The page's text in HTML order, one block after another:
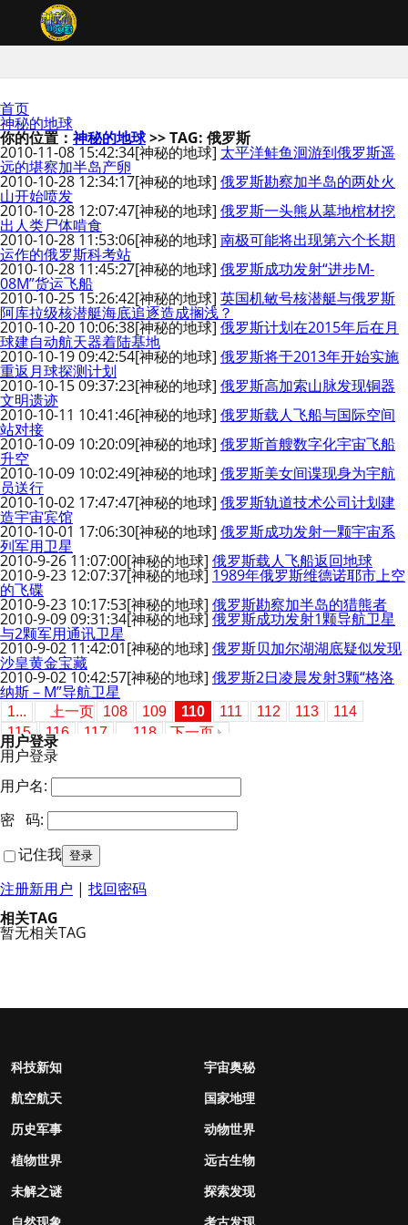
首页
神秘的地球
你的位置：神秘的地球>> TAG: 俄罗斯
2010-11-08 15:42:34[神秘的地球] 太平洋鲑鱼洄游到俄罗斯遥
远的堪察加半岛产卵
2010-10-28 12:34:17[神秘的地球] 俄罗斯勘察加半岛的两处火
山开始喷发
2010-10-28 12:07:47[神秘的地球] 俄罗斯一头熊从墓地棺材挖
出人类尸体啃食
2010-10-28 11:53:06[神秘的地球] 南极可能将出现第六个长期
运作的俄罗斯科考站
2010-10-28 11:45:27[神秘的地球] 俄罗斯成功发射“进步M-
08M”货运飞船
2010-10-25 15:26:42[神秘的地球] 英国机敏号核潜艇与俄罗斯
阿库拉级核潜艇海底追逐造成搁浅？
2010-10-20 10:06:38[神秘的地球] 俄罗斯计划在2015年后在月
球建自动航天器着陆基地
2010-10-19 09:42:54[神秘的地球] 俄罗斯将于2013年开始实施
重返月球探测计划
2010-10-15 09:37:23[神秘的地球] 俄罗斯高加索山脉发现铜器
文明遗迹
2010-10-11 10:41:46[神秘的地球] 俄罗斯载人飞船与国际空间
站对接
2010-10-09 10:20:09[神秘的地球] 俄罗斯首艘数字化宇宙飞船
升空
2010-10-09 10:02:49[神秘的地球] 俄罗斯美女间谍现身为宇航
员送行
2010-10-02 17:47:47[神秘的地球] 俄罗斯轨道技术公司计划建
造宇宙宾馆
2010-10-01 17:06:30[神秘的地球] 俄罗斯成功发射一颗宇宙系
列军用卫星
2010-9-26 11:07:00[神秘的地球] 俄罗斯载人飞船返回地球
2010-9-23 12:07:37[神秘的地球] 1989年俄罗斯维德诺耶市上空
的飞碟
2010-9-23 10:17:53[神秘的地球] 俄罗斯勘察加半岛的猎熊者
2010-9-09 09:31:34[神秘的地球] 俄罗斯成功发射1颗导航卫星
与2颗军用通讯卫星
2010-9-02 11:42:01[神秘的地球] 俄罗斯贝加尔湖湖底疑似发现
沙皇黄金宝藏
2010-9-02 10:42:57[神秘的地球] 俄罗斯2日凌晨发射3颗“格洛
纳斯－M”导航卫星
1... 上一页 108 109 110 111 112 113
114
115
116 117 ...118 下一页
用户登录
用户登录
用户名:
密 码:
记住我
注册新用户 | 找回密码
相关TAG
暂无相关TAG
科技新知
宇宙奥秘
航空航天
国家地理
历史军事
动物世界
植物世界
远古生物
未解之谜
探索发现